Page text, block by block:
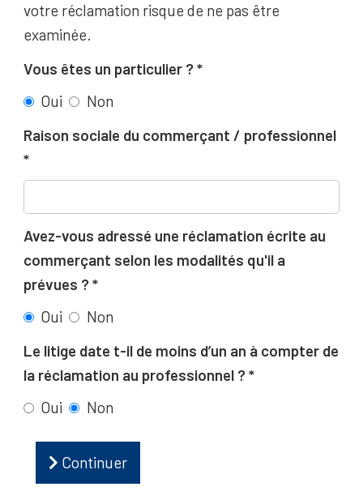
votre réclamation risque de ne pas être
examinée.
Vous êtes un particulier ?
Oui
Non
Raison sociale du commerçant / professionnel
Avez-vous adressé une réclamation écrite au
commerçant selon les modalités qu'il a
prévues ?
Oui
Non
Le litige date t-il de moins d’un an à compter de
la réclamation au professionnel ?
Oui
Non
Continuer